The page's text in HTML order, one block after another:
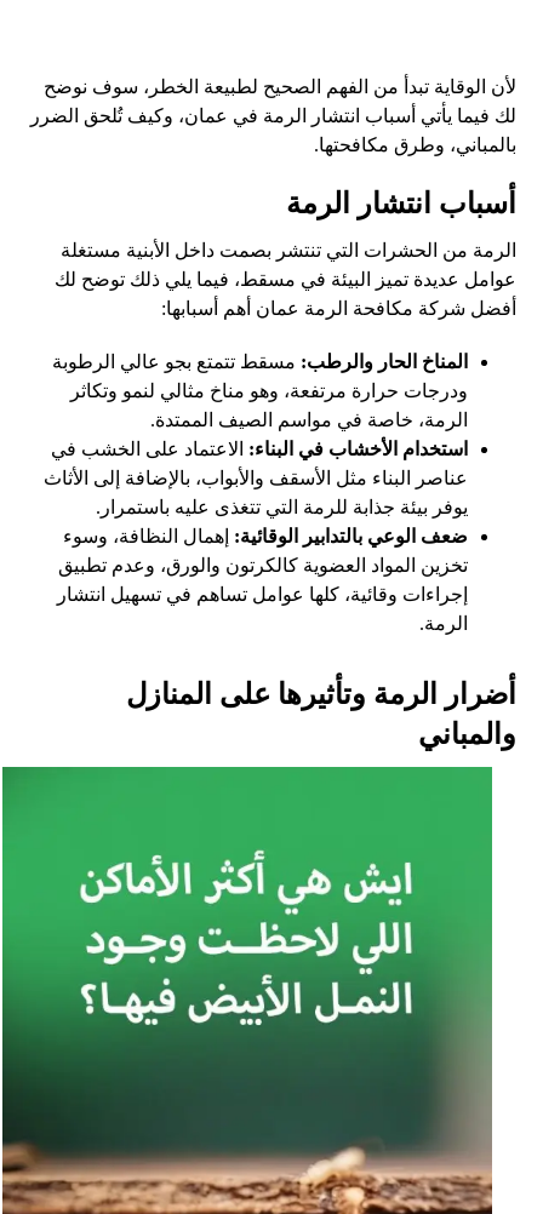
لأن الوقاية تبدأ من الفهم الصحيح لطبيعة الخطر، سوف نوضح
لك فيما يأتي أسباب انتشار الرمة في عمان، وكيف تُلحق الضرر
بالمباني، وطرق مكافحتها.
أسباب انتشار الرمة
الرمة من الحشرات التي تنتشر بصمت داخل الأبنية مستغلة
عوامل عديدة تميز البيئة في مسقط، فيما يلي ذلك توضح لك
أفضل شركة مكافحة الرمة عمان أهم أسبابها:
المناخ الحار والرطب: مسقط تتمتع بجو عالي الرطوبة
ودرجات حرارة مرتفعة، وهو مناخ مثالي لنمو وتكاثر
الرمة، خاصة في مواسم الصيف الممتدة.
استخدام الأخشاب في البناء: الاعتماد على الخشب في
عناصر البناء مثل الأسقف والأبواب، بالإضافة إلى الأثاث
يوفر بيئة جذابة للرمة التي تتغذى عليه باستمرار.
ضعف الوعي بالتدابير الوقائية: إهمال النظافة، وسوء
تخزين المواد العضوية كالكرتون والورق، وعدم تطبيق
إجراءات وقائية، كلها عوامل تساهم في تسهيل انتشار
الرمة.
أضرار الرمة وتأثيرها على المنازل
والمباني